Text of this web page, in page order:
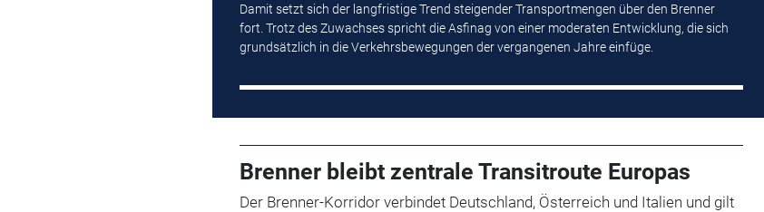
Damit setzt sich der langfristige Trend steigender Transportmengen über den Brenner
fort. Trotz des Zuwachses spricht die Asfinag von einer moderaten Entwicklung, die sich
grundsätzlich in die Verkehrsbewegungen der vergangenen Jahre einfüge.
Brenner bleibt zentrale Transitroute Europas
Der Brenner-Korridor verbindet Deutschland, Österreich und Italien und gilt